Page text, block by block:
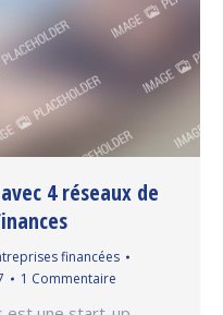
4 réseaux de
financées
1 Commentaire